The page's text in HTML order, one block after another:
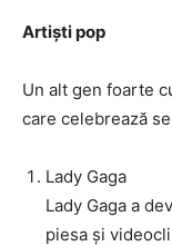
Artiști pop
Un alt gen foarte
care celebrează
Lady Gaga
Lady Gaga a
piesa și